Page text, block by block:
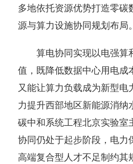
多地依托资源优势打造零碳
源与算力设施协同规划布局。
算电协同实现以电强算
值，既降低数据中心用电成
又能让算力负载成为新型电
力提升西部地区新能源消纳
碳中和系统工程北京实验室
协同仍处于起步阶段，电力
高端复合型人才不足制约其